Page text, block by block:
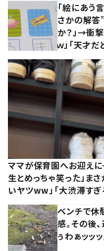
「絵にあう
さかの解答
か？」→衝
ｗ」「天才だ
ママが保育園へお迎え
生とめっちゃ笑った」ま
いヤツww」「大渋滞すぎ
ベンチで休
感。その後
ぅわぁッッ